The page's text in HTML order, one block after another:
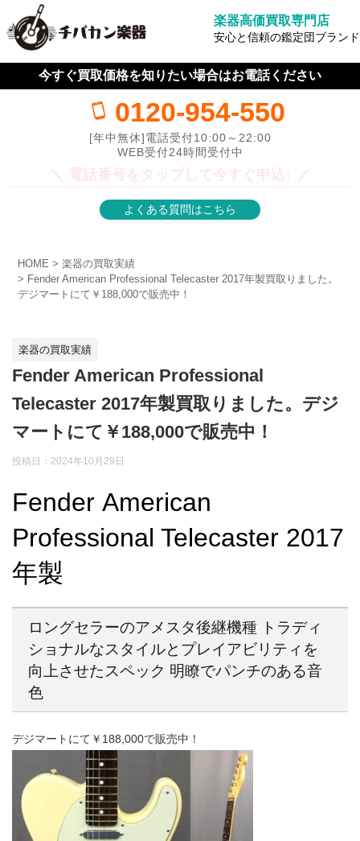
楽器高価買取専門店
安心と信頼の鑑定団ブランド
今すぐ買取価格を知りたい場合はお電話ください
0120-954-550
[年中無休]電話受付10:00～22:00
WEB受付24時間受付中
よくある質問はこちら
HOME
楽器の買取実績
Fender American Professional Telecaster 2017年製買取りました。
デジマートにて￥188,000で販売中！
楽器の買取実績
Fender American Professional
Telecaster 2017年製買取りました。デジ
マートにて￥188,000で販売中！
投稿日：2024年10月29日
Fender American
Professional Telecaster 2017
年製
ロングセラーのアメスタ後継機種 トラディ
ショナルなスタイルとプレイアビリティを
向上させたスペック 明瞭でパンチのある音
色
デジマートにて￥188,000で販売中！